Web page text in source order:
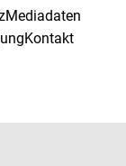
Mediadaten
Kontakt